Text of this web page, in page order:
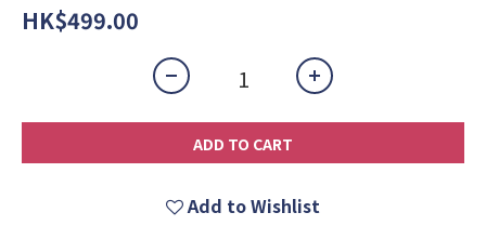
HK$499.00
ADD TO CART
Add to Wishlist